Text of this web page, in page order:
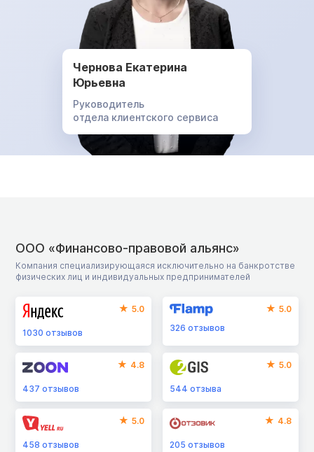
Чернова Екатерина
Юрьевна
Руководитель
отдела клиентского сервиса
ООО «Финансово-правовой альянс»
Компания специализирующаяся исключительно на банкротстве
физических лиц и индивидуальных предпринимателей
5.0
1030 отзывов
5.0
326отзывов
4.8
437 отзывов
5.0
544отзыва
5.0
458 отзывов
4.8
205отзывов